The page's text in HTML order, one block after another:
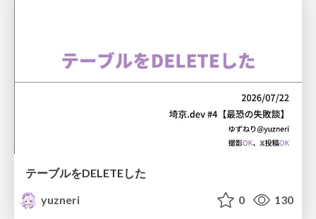
テーブルをDELETEした
yuzneri
0 130